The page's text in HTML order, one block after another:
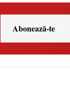
Abonează-te